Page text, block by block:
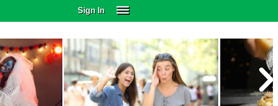
Sign In
SUBSCRIBE
EDUCATIONAL LICENSES
GIFT CARDS
OTHER LANGUAGES